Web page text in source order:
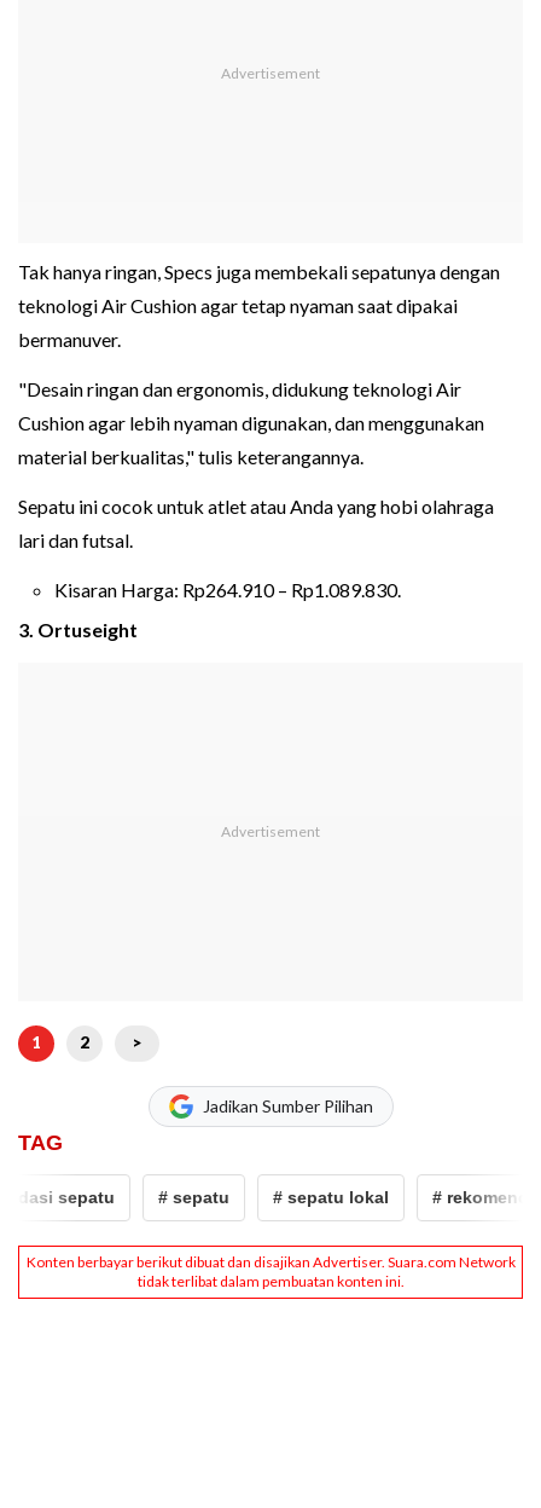
Tak hanya ringan, Specs juga membekali sepatunya dengan
teknologi Air Cushion agar tetap nyaman saat dipakai
bermanuver.
"Desain ringan dan ergonomis, didukung teknologi Air
Cushion agar lebih nyaman digunakan, dan menggunakan
material berkualitas," tulis keterangannya.
Sepatu ini cocok untuk atlet atau Anda yang hobi olahraga
lari dan futsal.
Kisaran Harga: Rp264.910 – Rp1.089.830.
3. Ortuseight
1 2 >
Jadikan Sumber Pilihan
TAG
sepatu # sepatu # sepatu lokal #